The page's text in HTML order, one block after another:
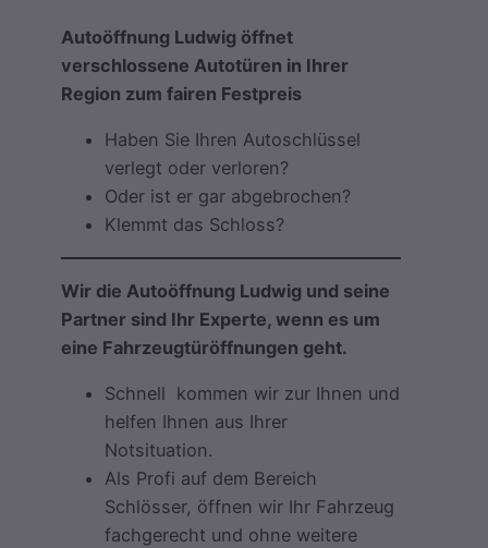
Autoöffnung Ludwig öffnet
verschlossene Autotüren in Ihrer
Region zum fairen Festpreis
Haben Sie Ihren Autoschlüssel
verlegt oder verloren?
Oder ist er gar abgebrochen?
Klemmt das Schloss?
Wir die Autoöffnung Ludwig und seine
Partner sind Ihr Experte, wenn es um
eine Fahrzeugtüröffnungen geht.
Schnell kommen wir zur Ihnen und
helfen Ihnen aus Ihrer
Notsituation.
Als Profi auf dem Bereich
Schlösser, öffnen wir Ihr Fahrzeug
fachgerecht und ohne weitere